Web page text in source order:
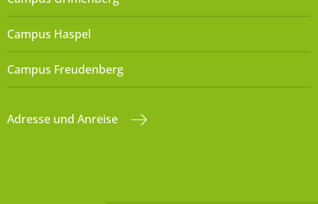
Campus Haspel
Campus Freudenberg
Adresse und Anreise